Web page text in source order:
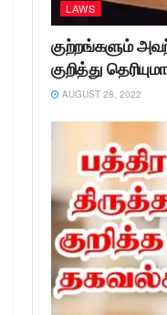
LAWS
குற்றங்களும்
குறித்து
AUGUST 28, 2022